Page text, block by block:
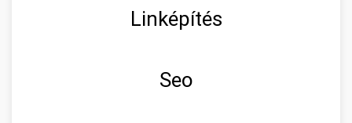
Linképítés
Seo